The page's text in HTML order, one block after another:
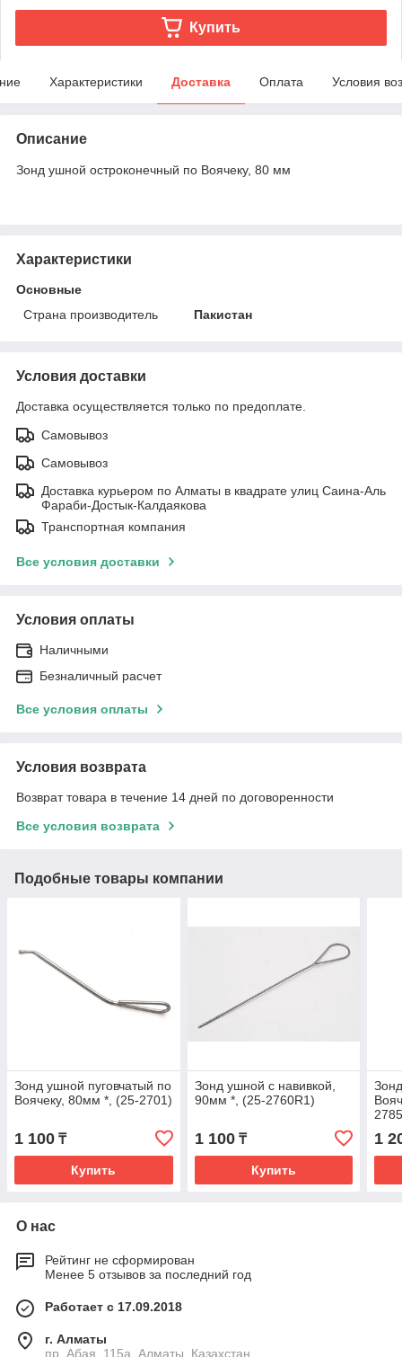
Купить
Характеристики Доставка Оплата Условия
Описание
Зонд ушной остроконечный по Воячеку, 80 мм
Характеристики
Основные
Страна производитель
Пакистан
Условия доставки
Доставка осуществляется только по предоплате.
Самовывоз
Самовывоз
Доставка курьером по Алматы в квадрате улиц Саина-Аль
Фараби-Достык-Калдаякова
Транспортная компания
Все условия доставки
Условия оплаты
Наличными
Безналичный расчет
Все условия оплаты
Условия возврата
Возврат товара в течение 14 дней по договоренности
Все условия возврата
Подобные товары компании
Зонд ушной пуговчатый по
Воячеку, 80мм *, (25-2701)
1 100 ₸
Купить
Зонд ушной с навивкой,
90мм *, (25-2760R1)
1 100₸
Купить
1
О нас
Рейтинг не сформирован
Менее 5 отзывов за последний год
Работает с 17.09.2018
г. Алматы
пр. Абая, 115а, Алматы, Казахстан